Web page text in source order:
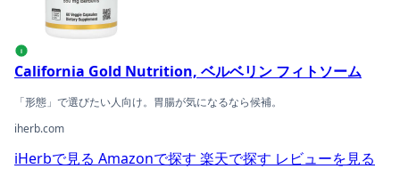
i
California Gold Nutrition, ベルベリン フィトソーム
「形態」で選びたい人向け。胃腸が気になるなら候補。
iherb.com
iHerbで見る Amazonで探す 楽天で探す レビューを見る